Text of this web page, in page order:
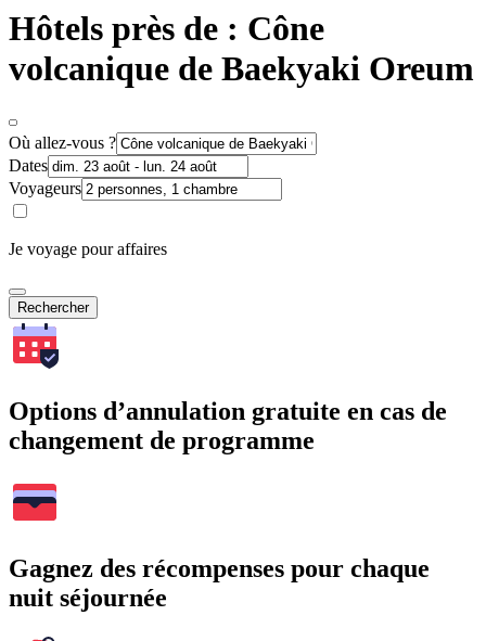
Hôtels près de : Cône
volcanique de Baekyaki Oreum
Où allez-vous ?
Dates
Voyageurs
Je voyage pour affaires
Rechercher
Options d’annulation gratuite en cas de
changement de programme
Gagnez des récompenses pour chaque
nuit séjournée